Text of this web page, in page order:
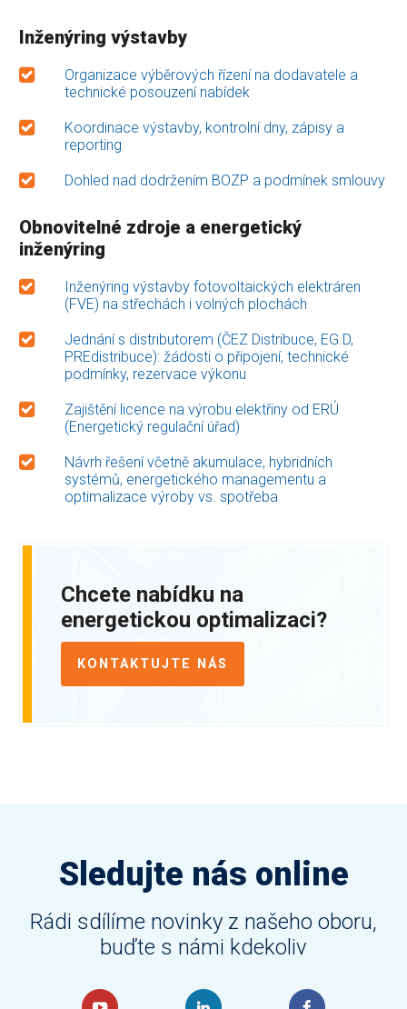
Inženýring výstavby
Organizace výběrových řízení na dodavatele a
technické posouzení nabídek
Koordinace výstavby, kontrolní dny, zápisy a
reporting
Dohled nad dodržením BOZP a podmínek smlouvy
Obnovitelné zdroje a energetický
inženýring
Inženýring výstavby fotovoltaických elektráren
(FVE) na střechách i volných plochách
Jednání s distributorem (ČEZ Distribuce, EG.D,
PREdistribuce): žádosti o připojení, technické
podmínky, rezervace výkonu
Zajištění licence na výrobu elektřiny od ERÚ
(Energetický regulační úřad)
Návrh řešení včetně akumulace, hybridních
systémů, energetického managementu a
optimalizace výroby vs. spotřeba
Chcete nabídku na
energetickou optimalizaci?
KONTAKTUJTE NÁS
Sledujte nás online
Rádi sdílíme novinky z našeho oboru,
buďte s námi kdekoliv